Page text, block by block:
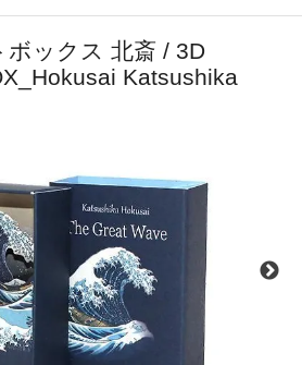
ボックス 北斎 / 3D
Katsushika